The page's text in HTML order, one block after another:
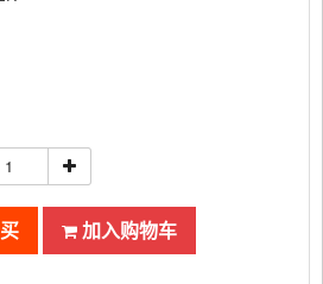
加入购物车